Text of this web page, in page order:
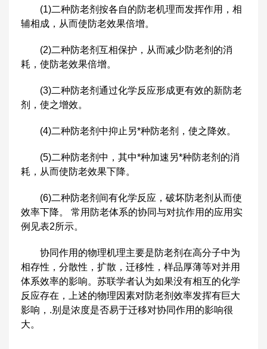
(1)二种防老剂按各自的防老机理而发挥作用，相
辅相成，从而使防老效果倍增。
(2)二种防老剂互相保护，从而减少防老剂的消
耗，使防老效果倍增。
(3)二种防老剂通过化学反应形成更有效的新防老
剂，使之增效。
(4)二种防老剂中抑止另*种防老剂，使之降效。
(5)二种防老剂中，其中*种加速另*种防老剂的消
耗，从而使防老效果下降。
(6)二种防老剂间有化学反应，破坏防老剂从而使
效率下降。 常用防老体系的协同与对抗作用的应用实
例见表2所示。
协同作用的物理机理主要是防老剂在高分子中为
相存性，分散性，扩散，迁移性，样品厚薄等对并用
体系效率的影响。苏联学者认为如果没有相互的化学
反应存在，上述的物理因素对防老剂效率发挥有巨大
影响，.别是浓度是否易于迁移对协同作用的影响很
大。